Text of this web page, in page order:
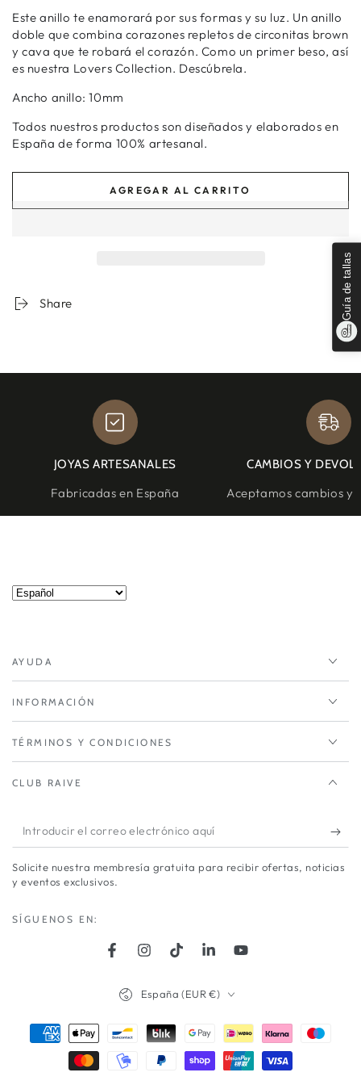
Guía de tallas
disponible
Este anillo te enamorará por sus formas y su luz. Un anillo
doble que combina corazones repletos de circonitas brown
y cava que te robará el corazón. Como un primer beso, así
es nuestra Lovers Collection. Descúbrela.
Ancho anillo: 10mm
Todos nuestros productos son diseñados y elaborados en
España de forma 100% artesanal.
AGREGAR AL CARRITO
Share
JOYAS ARTESANALES
Fabricadas en España
CAMBIOS Y
Aceptamos cambios y
AYUDA
INFORMACIÓN
TÉRMINOS Y CONDICIONES
CLUB RAIVE
Introducir
el
correo
aquí
Solicite nuestra membresía gratuita para recibir ofertas, noticias
y eventos exclusivos.
SÍGUENOS EN:
FacebookInstagramTikTokLinkedInYouTube
España (EUR €)
Métodos